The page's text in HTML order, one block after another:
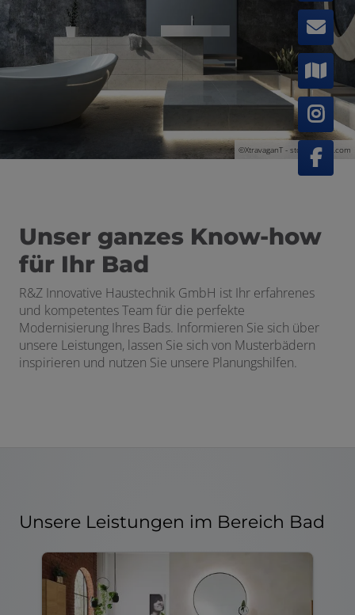
©XtravaganT - stock.adobe.com
Unser ganzes Know-how
für Ihr Bad
R&Z Innovative Haustechnik GmbH ist Ihr erfahrenes
und kompetentes Team für die perfekte
Modernisierung Ihres Bads. Informieren Sie sich über
unsere Leistungen, lassen Sie sich von Musterbädern
inspirieren und nutzen Sie unsere Planungshilfen.
Unsere Leistungen im Bereich Bad
und schließen